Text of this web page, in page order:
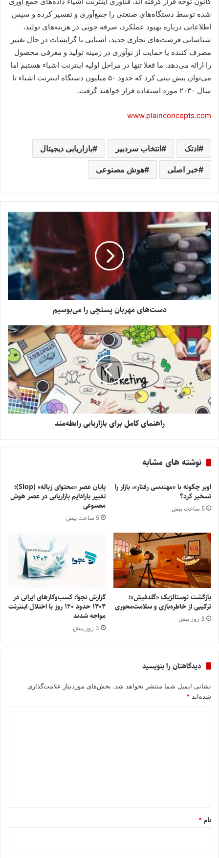
شده توسط دستگاه‌های صنعتی را جمع‌آوری و تفسیر کرده و سپس
اطلاعاتی درباره بهبود عملکرد، صرفه جویی در هزینه‌های تولید،
شناسایی فرصت‌های تجاری جدید، آشنایی با گرایشات در حال تغییر
مصرف کننده یا حمایت از نوآوری در زمینه تولید و معرفی محصول
را ارائه می‌دهد. ما فعلا تنها در مراحل اولیه اینترنت اشیاء هستیم اما
می‌توان پیش بینی کرد که حدود ۵۰ میلیون دستگاه اینترنت اشیاء تا
سال ۲۰۳۰ مورد استفاده قرار خواهند گرفت.
www.plainconcepts.com
ادتک انتخاب سردبیر بازاریابی دیجیتال
خبر اصلی هوش مصنوعی
دست‌های مهربان پستچی را می‌بوسیم
راهنمای کامل برای بازاریابی رابطه‌مند
نوشته های مشابه
اوبر چگونه با «مهندسی رفتار»، بازار را
تسخیر کرد؟
5 ساعت پیش
پایان عصر «محتوای زباله» (Slop)؛
تغییر پارادایم بازاریابی در عصر هوش
مصنوعی
5 ساعت پیش
بازگشت نوستالژیک «گلدفیش»؛
ترکیبی از خاطره‌بازی و سلامت‌محوری
3 روز پیش
گزارش نجوا: کسب‌وکارهای ایرانی در
۱۴۰۴ حدود ۱۲۰ روز با اختلال اینترنت
مواجه شدند
3 روز پیش
دیدگاهتان را بنویسید
نشانی ایمیل شما منتشر نخواهد شد. بخش‌های موردنیاز علامت‌گذاری
شده‌اند *
نام *